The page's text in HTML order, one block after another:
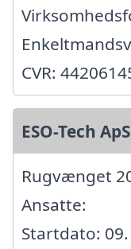
CVR:
ESO-Tech ApS
Rugvænget
Ansatte:
Startdato: